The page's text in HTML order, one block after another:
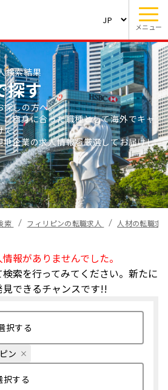
メニュー
検索結果
探す
探しの方へ。
自身に合った職種として海外でキャ
て、
企業の求人情報を厳選してお届けし
索 フィリピンの転職求人 人材の転職求
報がありませんでした。
索を行ってみてください。新たに
できるチャンスです!!
択する
ン
択する